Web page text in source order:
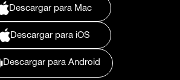
Descargar para Mac
Descargar para iOS
Descargar para Android